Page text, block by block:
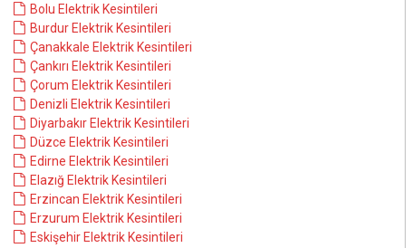
Bolu Elektrik Kesintileri
Burdur Elektrik Kesintileri
Çanakkale Elektrik Kesintileri
Çankırı Elektrik Kesintileri
Çorum Elektrik Kesintileri
Denizli Elektrik Kesintileri
Diyarbakır Elektrik Kesintileri
Düzce Elektrik Kesintileri
Edirne Elektrik Kesintileri
Elazığ Elektrik Kesintileri
Erzincan Elektrik Kesintileri
Erzurum Elektrik Kesintileri
Eskişehir Elektrik Kesintileri